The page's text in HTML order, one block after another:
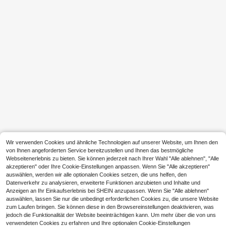
1 Hölzerner dekorativer Brillenhalte
r geeignet für den Eingangsbereich;
1 Holz Brillen- und Schlüsselorgani
#1 Bestseller in Minimalistische Aufbewahrungsideen für Zuhause
sitäts-Design, hochwertige Brillenb
Wir verwenden Cookies und ähnliche Technologien auf unserer Website, um Ihnen den
von Ihnen angeforderten Service bereitzustellen und Ihnen das bestmögliche
Webseitenerlebnis zu bieten. Sie können jederzeit nach Ihrer Wahl "Alle ablehnen", "Alle
akzeptieren" oder Ihre Cookie-Einstellungen anpassen. Wenn Sie "Alle akzeptieren"
auswählen, werden wir alle optionalen Cookies setzen, die uns helfen, den
Datenverkehr zu analysieren, erweiterte Funktionen anzubieten und Inhalte und
Anzeigen an Ihr Einkaufserlebnis bei SHEIN anzupassen. Wenn Sie "Alle ablehnen"
auswählen, lassen Sie nur die unbedingt erforderlichen Cookies zu, die unsere Website
zum Laufen bringen. Sie können diese in den Browsereinstellungen deaktivieren, was
jedoch die Funktionalität der Website beeinträchtigen kann. Um mehr über die von uns
verwendeten Cookies zu erfahren und Ihre optionalen Cookie-Einstellungen